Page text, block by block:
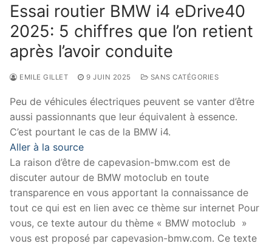
Essai routier BMW i4 eDrive40
2025: 5 chiffres que l’on retient
après l’avoir conduite
EMILE GILLET 9 JUIN 2025 SANS CATÉGORIES
Peu de véhicules électriques peuvent se vanter d’être
aussi passionnants que leur équivalent à essence.
C’est pourtant le cas de la BMW i4.
Aller à la source
La raison d’être de capevasion-bmw.com est de
discuter autour de BMW motoclub en toute
transparence en vous apportant la connaissance de
tout ce qui est en lien avec ce thème sur internet Pour
vous, ce texte autour du thème « BMW motoclub »
vous est proposé par capevasion-bmw.com. Ce texte